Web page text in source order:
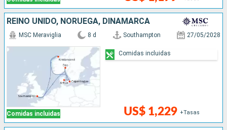
REINO UNIDO, NORUEGA, DINAMARCA
Comidas incluidas
MSC Meraviglia 8 d Southampton 27/05/2028
US$ 1,229 +Tasas
Comidas incluidas